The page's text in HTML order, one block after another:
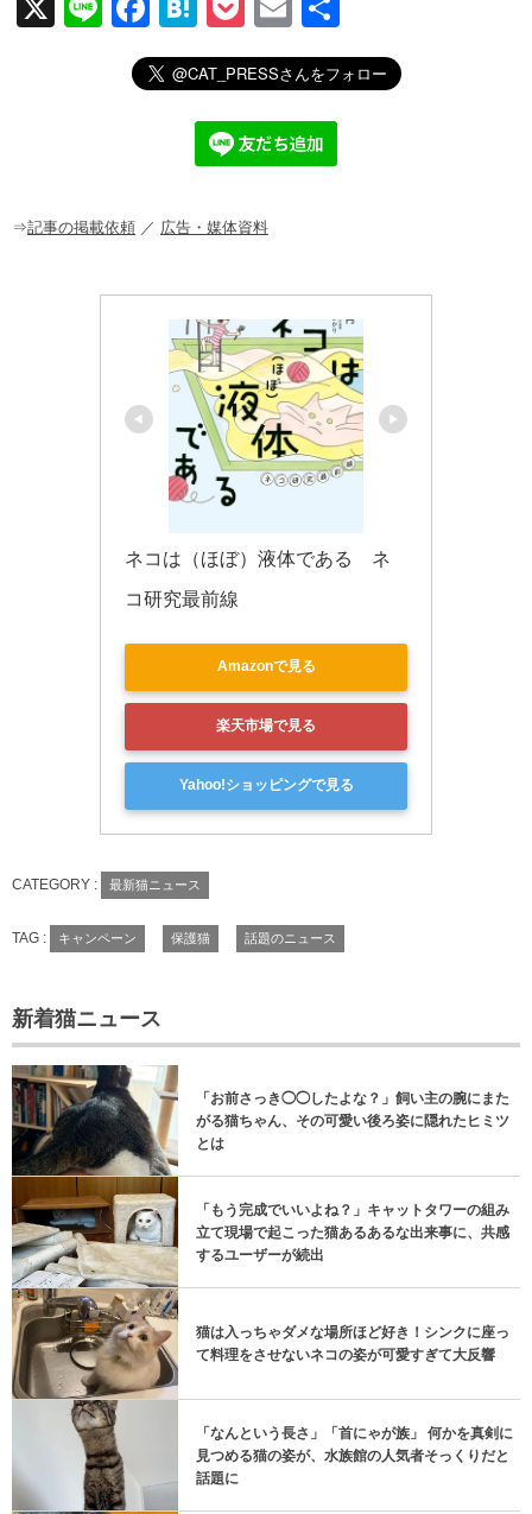
X
Li
F
a
c
o
H
at
e
n
a
P
o
ck
et
E
m
ail
有
⇒記事の掲載依頼 ／ 広告・媒体資料
ネコは（ほぼ）液体である　ネ
コ研究最前線
Amazonで見る
楽天市場で見る
Yahoo!ショッピングで見る
CATEGORY : 最新猫ニュース
TAG : キャンペーン 保護猫 話題のニュース
新着猫ニュース
「お前さっき◯◯したよな？」飼い主の腕にまた
がる猫ちゃん、その可愛い後ろ姿に隠れたヒミツ
とは
「もう完成でいいよね？」キャットタワーの組み
立て現場で起こった猫あるあるな出来事に、共感
するユーザーが続出
猫は入っちゃダメな場所ほど好き！シンクに座っ
て料理をさせないネコの姿が可愛すぎて大反響
「なんという長さ」「首にゃが族」 何かを真剣に
見つめる猫の姿が、水族館の人気者そっくりだと
話題に